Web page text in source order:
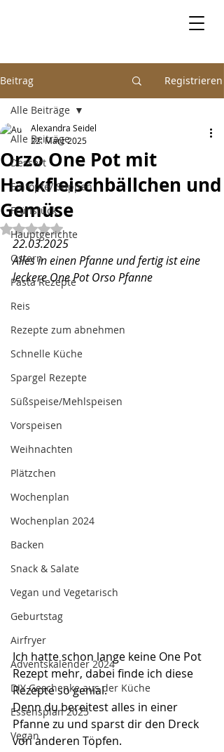
Beitrag Registrieren
Alle Beiträge
Dessert
Eintöpfe/ Suppen
Frühstück
Hauptgerichte
Ostern
Pasta Rezepte
Reis
Rezepte zum abnehmen
Schnelle Küche
Spargel Rezepte
Süßspeise/Mehlspeisen
Vorspeisen
Weihnachten
Plätzchen
Wochenplan
Wochenplan 2024
Backen
Snack & Salate
Vegan und Vegetarisch
Geburtstag
Airfryer
Adventskalender 2024
DIY Geschenke aus der Küche
Essensplan 2025
Vegan
Alle Beiträge
Orzo One Pot mit
Hackfleischbällchen und
Gemüse
Alexandra Seidel
22. März 2025
Mit NaN von 5 Sternen bewertet.
22.03.2025
Alles in einen Pfanne und fertig ist eine
leckere One Pot Orso Pfanne
Ich hatte schon lange keine One Pot
Rezept mehr, dabei finde ich diese
Rezepte so genial.
Denn du bereitest alles in einer
Pfanne zu und sparst dir den Dreck
von anderen Töpfen.